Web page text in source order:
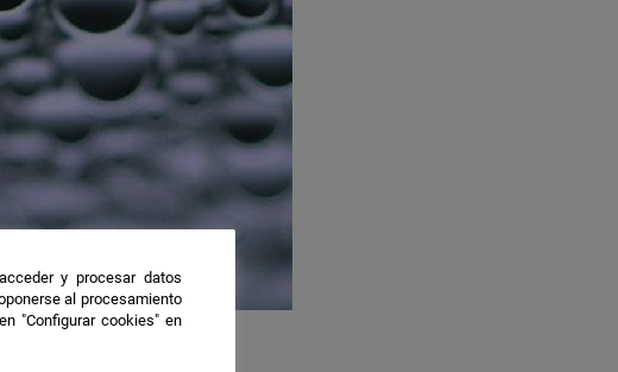
y procesar datos
al procesamiento
"Configurar cookies" en